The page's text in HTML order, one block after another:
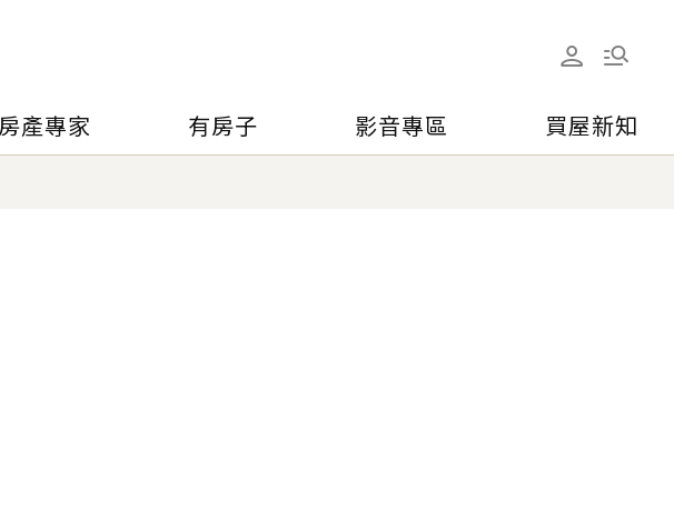
房產專家 有房子 影音專區 買屋新知